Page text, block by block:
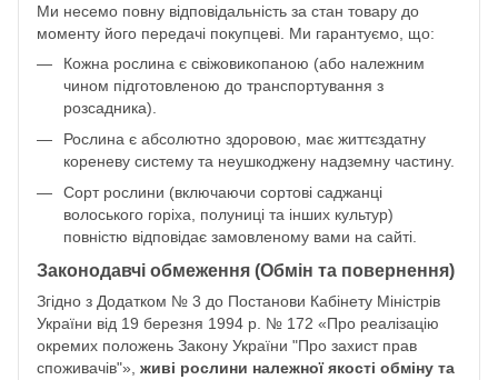
Ми несемо повну відповідальність за стан товару до
моменту його передачі покупцеві. Ми гарантуємо, що:
Кожна рослина є свіжовикопаною (або належним
чином підготовленою до транспортування з
розсадника).
Рослина є абсолютно здоровою, має життєздатну
кореневу систему та неушкоджену надземну частину.
Сорт рослини (включаючи сортові саджанці
волоського горіха, полуниці та інших культур)
повністю відповідає замовленому вами на сайті.
Законодавчі обмеження (Обмін та повернення)
Згідно з Додатком № 3 до Постанови Кабінету Міністрів
України від 19 березня 1994 р. № 172 «Про реалізацію
окремих положень Закону України "Про захист прав
споживачів"», живі рослини належної якості обміну та